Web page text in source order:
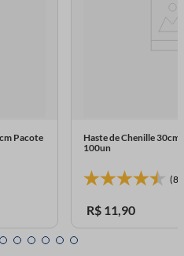
Pacote
Haste de Chenille 30cm
100un
R$ 11,90